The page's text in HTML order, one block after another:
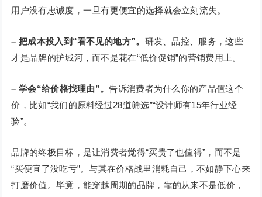
用户没有忠诚度，一旦有更便宜的选择就会立刻流失。
– 把成本投入到“看不见的地方”。 研发、品控、服务，这些
才是品牌的护城河，而不是花在“低价促销”的营销费用上。
– 学会“给价格找理由”。告诉消费者为什么你的产品值这个
价，比如“我们的原料经过28道筛选”“设计师有15年行业经
验”。
品牌的终极目标，是让消费者觉得“买贵了也值得”，而不是
“买便宜了没吃亏”。与其在价格战里消耗自己，不如静下心来
打磨价值。毕竟，能穿越周期的品牌，靠的从来不是低价，